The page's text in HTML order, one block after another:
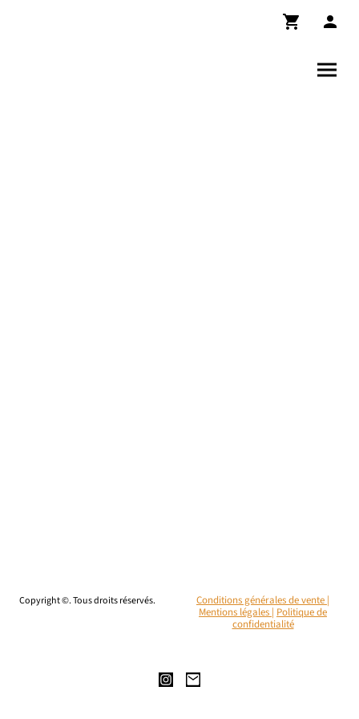
Copyright ©. Tous droits réservés.
Conditions générales de vente |
Mentions légales | Politique de
confidentialité